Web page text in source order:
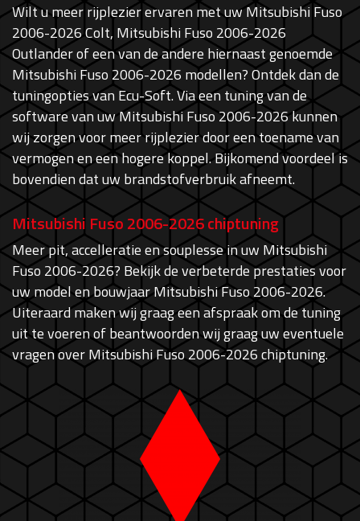
Wilt u meer rijplezier ervaren met uw Mitsubishi Fuso
2006-2026 Colt, Mitsubishi Fuso 2006-2026
Outlander of een van de andere hiernaast genoemde
Mitsubishi Fuso 2006-2026 modellen? Ontdek dan de
tuningopties van Ecu-Soft. Via een tuning van de
software van uw Mitsubishi Fuso 2006-2026 kunnen
wij zorgen voor meer rijplezier door een toename van
vermogen en een hogere koppel. Bijkomend voordeel is
bovendien dat uw brandstofverbruik afneemt.
Mitsubishi Fuso 2006-2026 chiptuning
Meer pit, accelleratie en souplesse in uw Mitsubishi
Fuso 2006-2026? Bekijk de verbeterde prestaties voor
uw model en bouwjaar Mitsubishi Fuso 2006-2026.
Uiteraard maken wij graag een afspraak om de tuning
uit te voeren of beantwoorden wij graag uw eventuele
vragen over Mitsubishi Fuso 2006-2026 chiptuning.